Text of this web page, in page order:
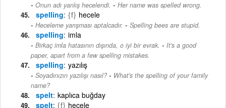
Onun adı yanlış hecelendi. - Her name was spelled wrong.
spelling {f} hecele
Heceleme yarışması aptalcadır. - Spelling bees are stupid.
spelling imla
Birkaç imla hatasının dışında, o iyi bir evrak. - It's a good
paper, apart from a few spelling mistakes.
spelling yazılış
Soyadınızın yazılışı nasıl? - What's the spelling of your family
name?
spelt kaplıca buğday
spelt {f} hecele